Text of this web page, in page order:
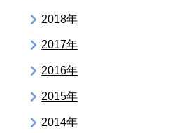
2018年
2017年
2016年
2015年
2014年